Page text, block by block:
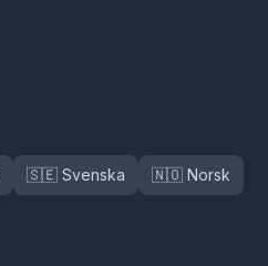
🇸🇪 Svenska 🇳🇴 Norsk